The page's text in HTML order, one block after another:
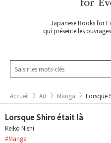
Japanese Books for
qui présente les
Accueil Art Manga Lorsque
Lorsque Shiro était là
Keiko Nishi
#Manga